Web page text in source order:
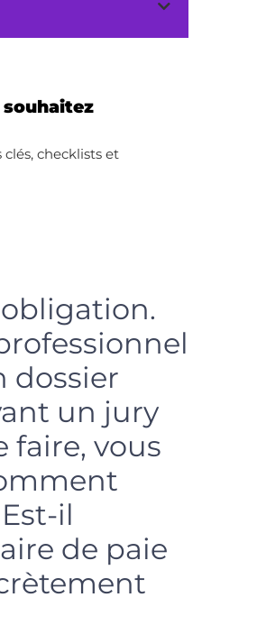
clés, checklists et
dossier
un jury
faire, vous
il
de paie